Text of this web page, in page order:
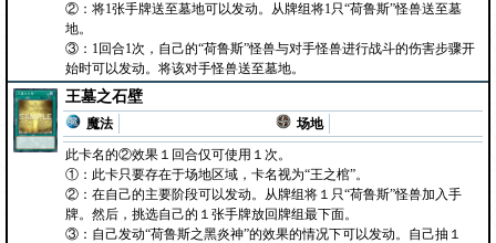
②：将1张手牌送至墓地可以发动。从牌组将1只“荷鲁斯”怪兽送至墓
地。
③：1回合1次，自己的“荷鲁斯”怪兽与对手怪兽进行战斗的伤害步骤开
始时可以发动。将该对手怪兽送至墓地。
王墓之石壁
魔法
场地
此卡名的②效果１回合仅可使用１次。
①：此卡只要存在于场地区域，卡名视为“王之棺”。
②：在自己的主要阶段可以发动。从牌组将１只“荷鲁斯”怪兽加入手
牌。然后，挑选自己的１张手牌放回牌组最下面。
③：自己发动“荷鲁斯之黑炎神”的效果的情况下可以发动。自己抽１